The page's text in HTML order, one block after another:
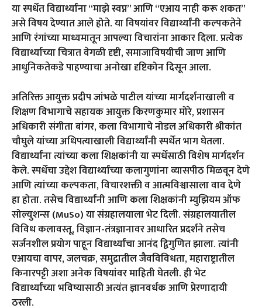
या स्पर्धेत विद्यार्थ्यांना “माझे स्वप्न” आणि “एआय नाही करू शकत”
असे विषय देण्यात आले होते. या विषयांवर विद्यार्थ्यांनी कल्पकतेने
आणि रंगांच्या माध्यमातून आपल्या विचारांना आकार दिला. प्रत्येक
विद्यार्थ्याच्या चित्रात वेगळी दृष्टी, समाजाविषयीची जाण आणि
आधुनिकतेकडे पाहण्याचा अनोखा दृष्टिकोन दिसून आला.
अतिरिक्त आयुक्त प्रदीप जांभळे पाटील यांच्या मार्गदर्शनाखाली व
शिक्षण विभागाचे सहायक आयुक्त किरणकुमार मोरे, प्रशासन
अधिकारी संगीता बांगर, कला विभागाचे नोडल अधिकारी श्रीकांत
चौघुले यांच्या अधिपत्याखाली विद्यार्थ्यांनी स्पर्धेत भाग घेतला.
विद्यार्थ्यांना त्यांच्या कला शिक्षकांनी या स्पर्धेसाठी विशेष मार्गदर्शन
केले. स्पर्धेचा उद्देश विद्यार्थ्यांच्या कलागुणांना व्यासपीठ मिळवून देणे
आणि त्यांच्या कल्पकता, विचारशक्ती व आत्मविश्वासाला वाव देणे
हा होता. तसेच विद्यार्थ्यांनी आणि कला शिक्षकांनी म्युझियम ऑफ
सोल्युशन्स (MuSo) या संग्रहालयाला भेट दिली. संग्रहालयातील
विविध कलावस्तू, विज्ञान-तंत्रज्ञानावर आधारित प्रदर्शने तसेच
सर्जनशील प्रयोग पाहून विद्यार्थ्यांचा आनंद द्विगुणित झाला. त्यांनी
एआयचा वापर, जलचक्र, समुद्रातील जैवविविधता, महाराष्ट्रातील
किनारपट्टी अशा अनेक विषयांवर माहिती घेतली. ही भेट
विद्यार्थ्यांच्या भविष्यासाठी अत्यंत ज्ञानवर्धक आणि प्रेरणादायी
ठरली.